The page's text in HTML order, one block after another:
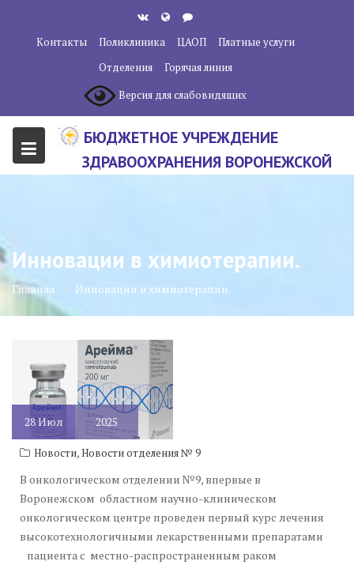
содержанию
Контакты Поликлиника ЦАОП
Платные услуги
Отделения
Горячая линия
Версия для слабовидящих
БЮДЖЕТНОЕ УЧРЕЖДЕНИЕ
ЗДРАВООХРАНЕНИЯ ВОРОНЕЖСКОЙ
ЦЕНТР"
Инновации в химиотерапии.
Главная Инновации в химиотерапии.
28Июл 2025
Новости,Новости отделения № 9
В онкологическом отделении №9, впервые в
Воронежском областном научно-клиническом
онкологическом центре проведен первый курс лечения
высокотехнологичными лекарственными препаратами
пациента с местно-распространенным раком